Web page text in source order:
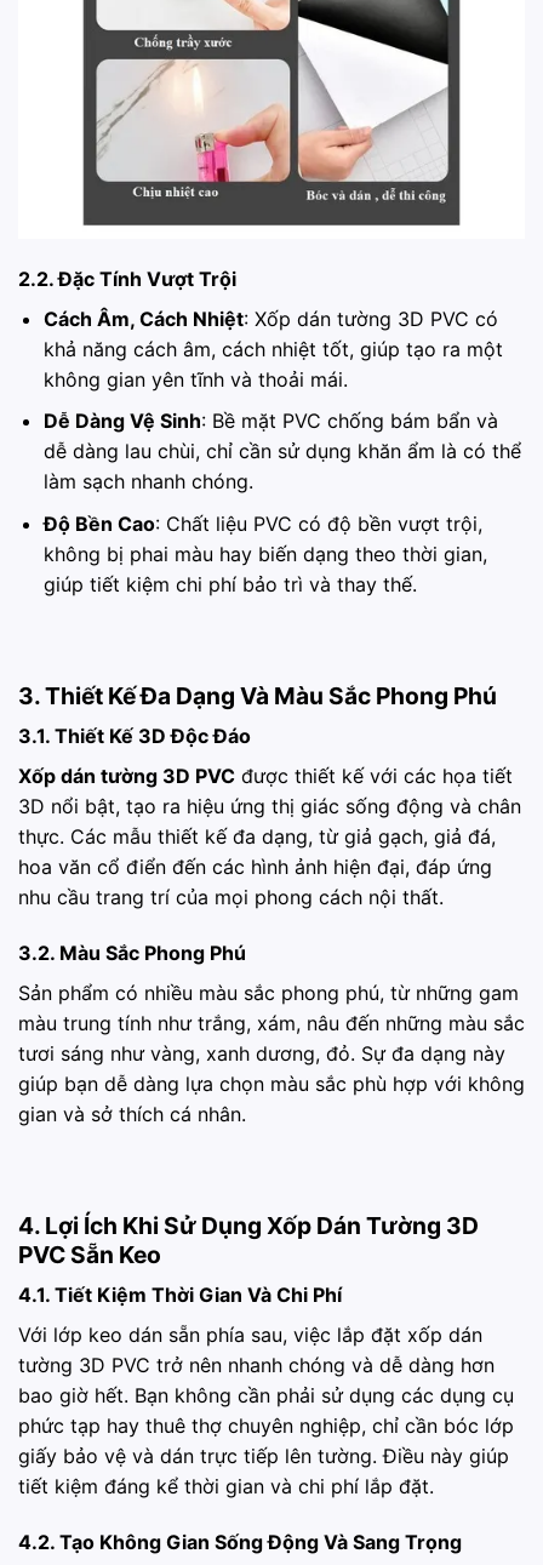
2.2. Đặc Tính Vượt Trội
Cách Âm, Cách Nhiệt: Xốp dán tường 3D PVC có
khả năng cách âm, cách nhiệt tốt, giúp tạo ra một
không gian yên tĩnh và thoải mái.
Dễ Dàng Vệ Sinh: Bề mặt PVC chống bám bẩn và
dễ dàng lau chùi, chỉ cần sử dụng khăn ẩm là có thể
làm sạch nhanh chóng.
Độ Bền Cao: Chất liệu PVC có độ bền vượt trội,
không bị phai màu hay biến dạng theo thời gian,
giúp tiết kiệm chi phí bảo trì và thay thế.
3. Thiết Kế Đa Dạng Và Màu Sắc Phong Phú
3.1. Thiết Kế 3D Độc Đáo
Xốp dán tường 3D PVC được thiết kế với các họa tiết
3D nổi bật, tạo ra hiệu ứng thị giác sống động và chân
thực. Các mẫu thiết kế đa dạng, từ giả gạch, giả đá,
hoa văn cổ điển đến các hình ảnh hiện đại, đáp ứng
nhu cầu trang trí của mọi phong cách nội thất.
3.2. Màu Sắc Phong Phú
Sản phẩm có nhiều màu sắc phong phú, từ những gam
màu trung tính như trắng, xám, nâu đến những màu sắc
tươi sáng như vàng, xanh dương, đỏ. Sự đa dạng này
giúp bạn dễ dàng lựa chọn màu sắc phù hợp với không
gian và sở thích cá nhân.
4. Lợi Ích Khi Sử Dụng Xốp Dán Tường 3D
PVC Sẵn Keo
4.1. Tiết Kiệm Thời Gian Và Chi Phí
Với lớp keo dán sẵn phía sau, việc lắp đặt xốp dán
tường 3D PVC trở nên nhanh chóng và dễ dàng hơn
bao giờ hết. Bạn không cần phải sử dụng các dụng cụ
phức tạp hay thuê thợ chuyên nghiệp, chỉ cần bóc lớp
giấy bảo vệ và dán trực tiếp lên tường. Điều này giúp
tiết kiệm đáng kể thời gian và chi phí lắp đặt.
4.2. Tạo Không Gian Sống Động Và Sang Trọng